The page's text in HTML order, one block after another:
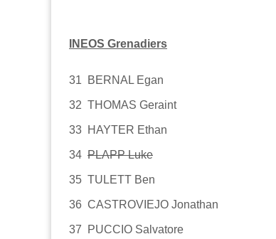
INEOS Grenadiers
31 BERNAL Egan
32 THOMAS Geraint
33 HAYTER Ethan
34 PLAPP Luke
35 TULETT Ben
36 CASTROVIEJO Jonathan
37 PUCCIO Salvatore